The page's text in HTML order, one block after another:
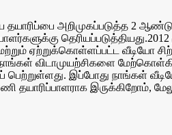
தயாரிப்பை அறிமுகப்படுத்த 2
ஏற்றுக்கொள்ளப்பட்ட வீடியோ
விடாமுயற்சிகளை
இப்போது நாங்கள்
இருக்கிறோம்,